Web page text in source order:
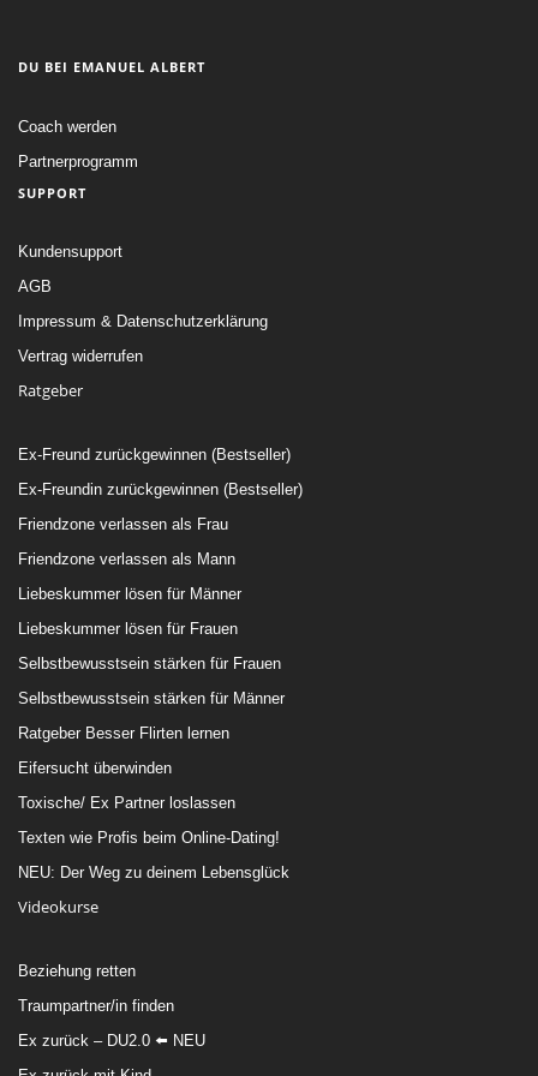
DU BEI EMANUEL ALBERT
Coach werden
Partnerprogramm
SUPPORT
Kundensupport
AGB
Impressum & Datenschutzerklärung
Vertrag widerrufen
Ratgeber
Ex-Freund zurückgewinnen (Bestseller)
Ex-Freundin zurückgewinnen (Bestseller)
Friendzone verlassen als Frau
Friendzone verlassen als Mann
Liebeskummer lösen für Männer
Liebeskummer lösen für Frauen
Selbstbewusstsein stärken für Frauen
Selbstbewusstsein stärken für Männer
Ratgeber Besser Flirten lernen
Eifersucht überwinden
Toxische/ Ex Partner loslassen
Texten wie Profis beim Online-Dating!
NEU: Der Weg zu deinem Lebensglück
Videokurse
Beziehung retten
Traumpartner/in finden
Ex zurück – DU2.0 ⬅️ NEU